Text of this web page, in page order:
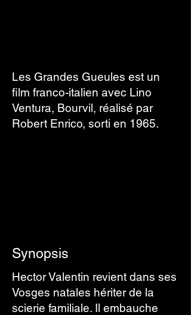
Les Grandes Gueules est un
film franco-italien avec Lino
Ventura, Bourvil, réalisé par
Robert Enrico, sorti en 1965.
Synopsis
Hector Valentin revient dans ses
Vosges natales hériter de la
scierie familiale. Il embauche